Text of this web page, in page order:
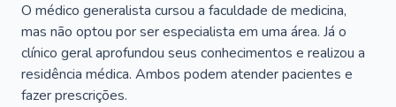
O médico generalista cursou a faculdade de medicina,
mas não optou por ser especialista em uma área. Já o
clínico geral aprofundou seus conhecimentos e realizou a
residência médica. Ambos podem atender pacientes e
fazer prescrições.